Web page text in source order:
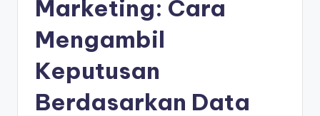
Marketing: Cara
Mengambil
Keputusan
Berdasarkan Data